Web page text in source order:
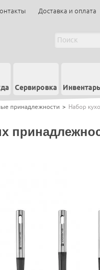
Доставка и оплата
Сервировка Инвентарь
принадлежности > Набор